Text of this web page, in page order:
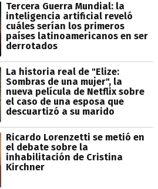
Tercera Guerra Mundial: la
inteligencia artificial reveló
cuáles serían los primeros
países latinoamericanos en ser
derrotados
La historia real de "Elize:
Sombras de una mujer", la
nueva película de Netflix sobre
el caso de una esposa que
descuartizó a su marido
Ricardo Lorenzetti se metió en
el debate sobre la
inhabilitación de Cristina
Kirchner